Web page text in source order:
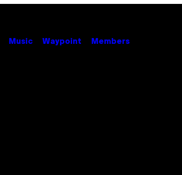
Music Waypoint Members